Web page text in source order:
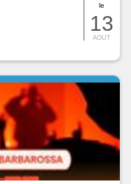
le
13
AOUT